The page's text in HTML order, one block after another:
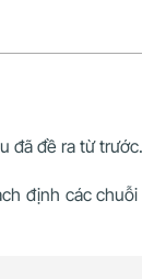
đã đề ra từ trước.
định các